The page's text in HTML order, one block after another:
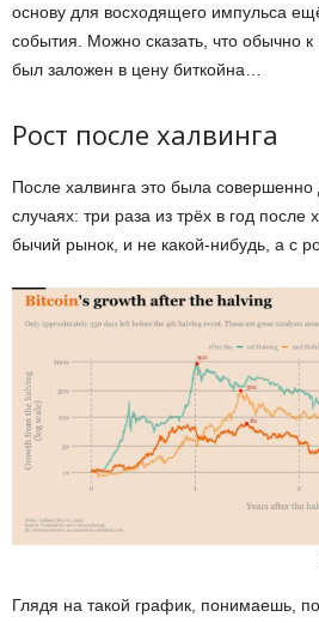
основу для восходящего импульса
события. Можно сказать, что обычно
был заложен в цену биткойна…
Рост после халвинга
После халвинга это была совершенно
случаях: три раза из трёх в год
бычий рынок, и не какой-нибудь, а с
Глядя на такой график, понимаешь,